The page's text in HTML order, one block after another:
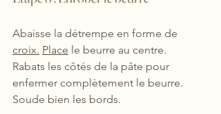
Abaisse la détrempe en forme de
croix. Place le beurre au centre.
Rabats les côtés de la pâte pour
enfermer complètement le beurre.
Soude bien les bords.